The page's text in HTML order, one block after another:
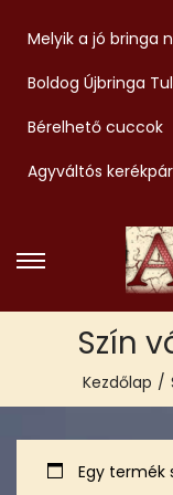
Melyik a jó bringa
Boldog Újbringa
Bérelhető cuccok
Agyváltós
Szín
Kezdőlap /
Egy termék